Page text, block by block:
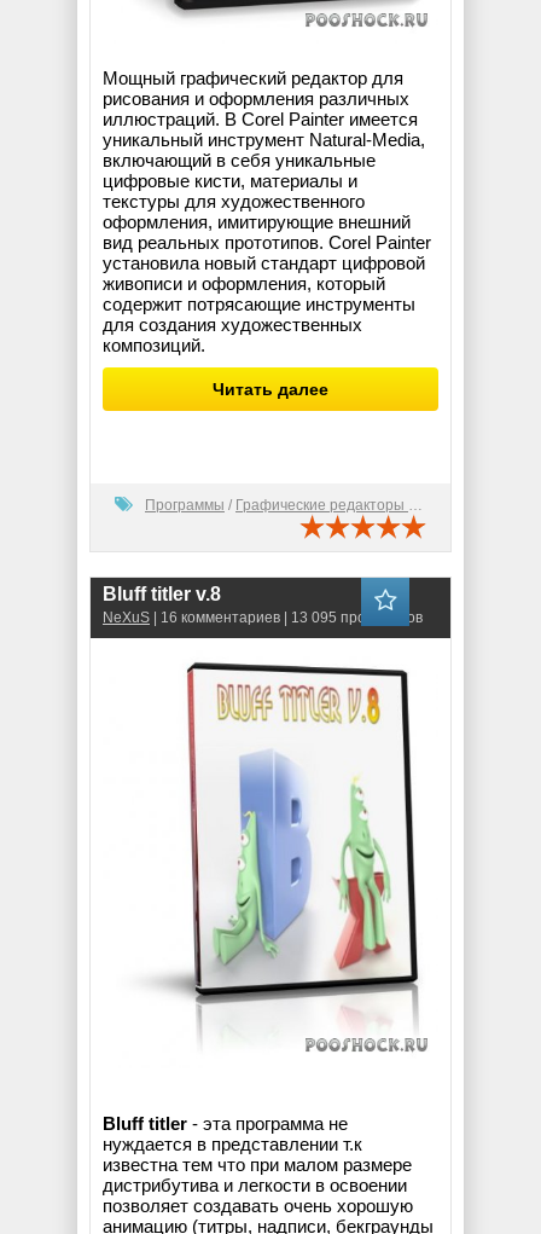
Мощный графический редактор для
рисования и оформления различных
иллюстраций. В Corel Painter имеется
уникальный инструмент Natural-Media,
включающий в себя уникальные
цифровые кисти, материалы и
текстуры для художественного
оформления, имитирующие внешний
вид реальных прототипов. Corel Painter
установила новый стандарт цифровой
живописи и оформления, который
содержит потрясающие инструменты
для создания художественных
композиций.
Читать далее
Программы / Графические редакторы (2D)
Bluff titler v.8
NeXuS | 16 комментариев | 13 095 просмотров
Bluff titler - эта программа не
нуждается в представлении т.к
известна тем что при малом размере
дистрибутива и легкости в освоении
позволяет создавать очень хорошую
анимацию (титры, надписи, бекграунды